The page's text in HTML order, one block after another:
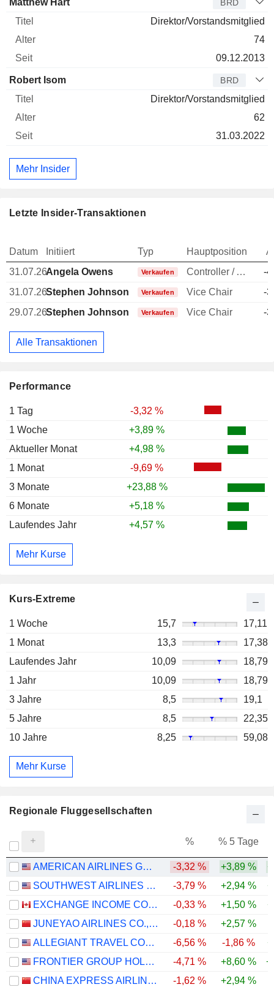
Performance
1 Tag
-3,32 %
1 Woche
+3,89 %
Aktueller Monat
+4,98 %
1 Monat
-9,69 %
3 Monate
+23,88 %
6 Monate
+5,18 %
Laufendes Jahr
+4,57 %
Mehr Kurse
Kurs-Extreme
1 Woche 15,7
17,11
1 Monat
13,3
17,38
Laufendes Jahr
10,09
18,79
1 Jahr
10,09
18,79
3 Jahre
8,5
19,1
5 Jahre
8,5
22,35
10 Jahre
8,25 59,08
Mehr Kurse
Matthew Hart BRD
Direktor/Vorstandsmitglied
74
09.12.2013
Robert Isom BRD
Direktor/Vorstandsmitglied
62
31.03.2022
Mehr Insider
Letzte Insider-Transaktionen
Datum Initiiert Typ Hauptposition
31.07.26Angela Owens Verkaufen Controller / Auditor
-
31.07.26Stephen Johnson Verkaufen Vice Chair
-
29.07.26Stephen Johnson Verkaufen Vice Chair -
Alle Transaktionen
Regionale Fluggesellschaften
% % 5 Tage
AMERICAN AIRLINES GROUP INC. -3,32 % +3,89 %
SOUTHWEST AIRLINES CO.
-3,79 % +2,94 %
EXCHANGE INCOME CORPORATION
-0,33 % +1,50 %
JUNEYAO AIRLINES CO., LTD
-0,18 % +2,57 %
ALLEGIANT TRAVEL COMPANY
-6,56 % -1,86 %
FRONTIER GROUP HOLDINGS, INC.
-4,71 % +8,60 %
CHINA EXPRESS AIRLINES CO.,LTD
-1,62 % +2,94 %